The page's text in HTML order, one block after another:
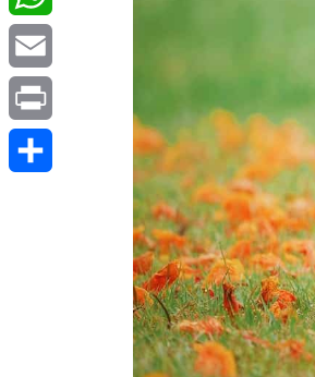
WhatsApp
Email
Print